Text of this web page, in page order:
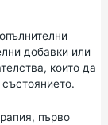
добавки или
които да
първо